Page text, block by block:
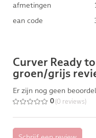
afmetingen
ean code
Curver Ready
groen/grijs
Er zijn nog geen
0 (0 reviews)